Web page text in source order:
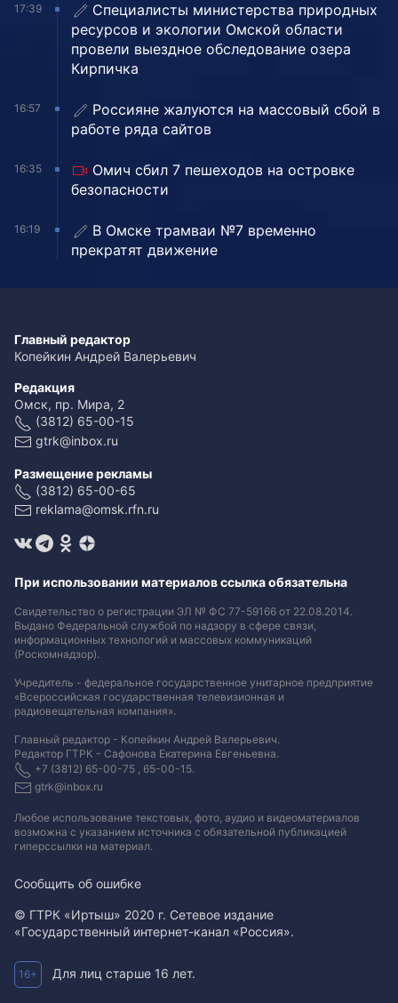
17:39
Специалисты министерства природных
ресурсов и экологии Омской области
провели выездное обследование озера
Кирпичка
16:57
Россияне жалуются на массовый сбой в
работе ряда сайтов
16:35
Омич сбил 7 пешеходов на островке
безопасности
16:19
В Омске трамваи №7 временно
прекратят движение
Главный редактор
Копейкин Андрей Валерьевич
Редакция
Омск, пр. Мира, 2
(3812) 65-00-15
gtrk@inbox.ru
Размещение рекламы
(3812) 65-00-65
reklama@omsk.rfn.ru
При использовании материалов ссылка обязательна
Свидетельство о регистрации ЭЛ № ФС 77-59166 от 22.08.2014.
Выдано Федеральной службой по надзору в сфере связи,
информационных технологий и массовых коммуникаций
(Роскомнадзор).
Учредитель - федеральное государственное унитарное предприятие
«Всероссийская государственная телевизионная и
радиовещательная компания».
Главный редактор - Копейкин Андрей Валерьевич.
Редактор ГТРК - Сафонова Екатерина Евгеньевна.
+7 (3812) 65-00-75 , 65-00-15.
gtrk@inbox.ru
Любое использование текстовых, фото, аудио и видеоматериалов
возможна с указанием источника с обязательной публикацией
гиперссылки на материал.
Сообщить об ошибке
© ГТРК «Иртыш» 2020 г. Сетевое издание
«Государственный интернет-канал «Россия».
16+ Для лиц старше 16 лет.